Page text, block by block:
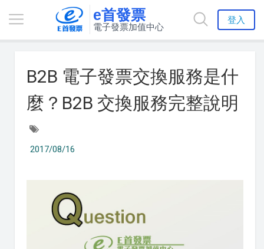
e首發票
電子發票加值中心
登入
B2B 電子發票交換服務是什
麼？B2B 交換服務完整說明
2017/08/16